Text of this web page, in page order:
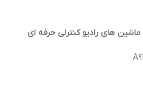
های رادیو کنترلی حرفه ای